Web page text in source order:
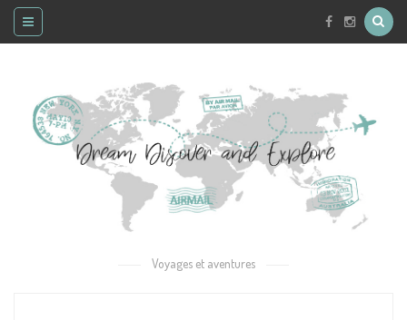
Voyages et aventures